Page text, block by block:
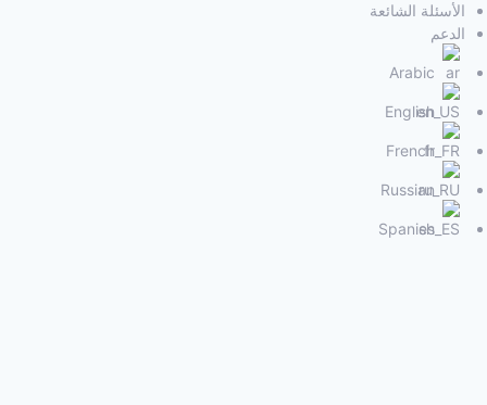
الأسئلة الشائعة
الدعم
Arabic
English
French
Russian
Spanish